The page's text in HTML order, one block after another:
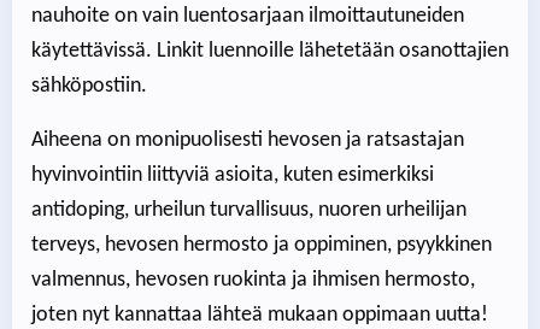
nauhoite on vain luentosarjaan ilmoittautuneiden
käytettävissä. Linkit luennoille lähetetään osanottajien
sähköpostiin.
Aiheena on monipuolisesti hevosen ja ratsastajan
hyvinvointiin liittyviä asioita, kuten esimerkiksi
antidoping, urheilun turvallisuus, nuoren urheilijan
terveys, hevosen hermosto ja oppiminen, psyykkinen
valmennus, hevosen ruokinta ja ihmisen hermosto,
joten nyt kannattaa lähteä mukaan oppimaan uutta!